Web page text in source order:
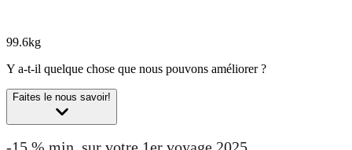
99.6kg
Y a-t-il quelque chose que nous pouvons améliorer ?
Faites le nous savoir!
-15 % min. sur votre 1er voyage 2025